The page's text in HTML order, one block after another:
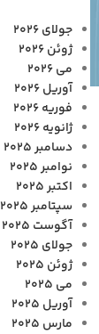
جولای 2026
ژوئن 2026
می 2026
آوریل 2026
فوریه 2026
ژانویه 2026
دسامبر 2025
نوامبر 2025
اکتبر 2025
سپتامبر 2025
آگوست 2025
جولای 2025
ژوئن 2025
می 2025
آوریل 2025
مارس 2025